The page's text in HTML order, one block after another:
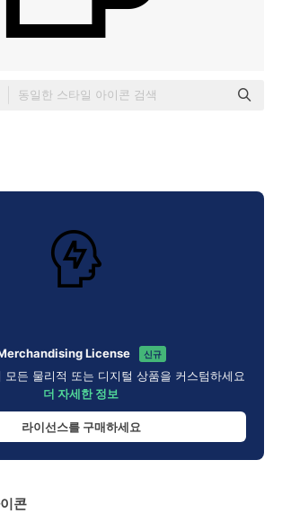
License 신규
모든 물리적 또는 디지털 상품을 커스텀하세요
더 자세한 정보
라이선스를 구매하세요
콘